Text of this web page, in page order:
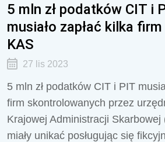
5 mln zł podatków CIT i
musiało zapłać kilka
KAS
27 lis 2023
5 mln zł podatków CIT i PIT
firm skontrolowanych przez
Krajowej Administracji Skarbowej
miały unikać posługując się